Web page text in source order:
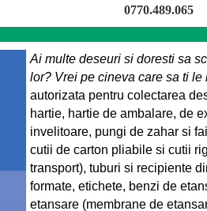
0770.489.065
Ai multe deseuri si doresti sa
lor? Vrei pe cineva care sa ti
autorizata pentru colectarea
hartie, hartie de ambalare, de
invelitoare, pungi de zahar si
cutii de carton pliabile si cutii
transport), tuburi si recipiente
formate, etichete, benzi de
etansare (membrane de